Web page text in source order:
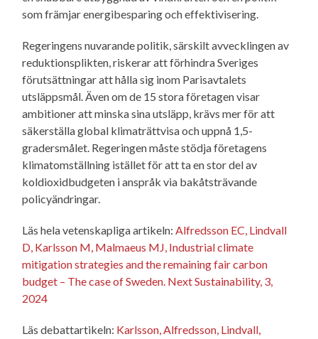
som främjar energibesparing och effektivisering.
Regeringens nuvarande politik, särskilt avvecklingen av
reduktionsplikten, riskerar att förhindra Sveriges
förutsättningar att hålla sig inom Parisavtalets
utsläppsmål. Även om de 15 stora företagen visar
ambitioner att minska sina utsläpp, krävs mer för att
säkerställa global klimaträttvisa och uppnå 1,5-
gradersmålet. Regeringen måste stödja företagens
klimatomställning istället för att ta en stor del av
koldioxidbudgeten i anspråk via bakåtsträvande
policyändringar.
Läs hela vetenskapliga artikeln:Alfredsson EC, Lindvall
D, Karlsson M, Malmaeus MJ, Industrial climate
mitigation strategies and the remaining fair carbon
budget – The case of Sweden. Next Sustainability, 3,
2024
Läs debattartikeln: Karlsson, Alfredsson, Lindvall,